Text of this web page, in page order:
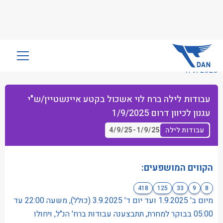
שִׂים
בְּאֲתָר
זֶה
מֻפְעֶלֶת
מַעֲרֶכֶת
נָגִישׁ
בִּקְלִיק
לִנְגִישׁוּת
הָאֲתָר.
1/9/2025
עבודות לילה ברח לוי אשכול בקטע איינשטיין/ש"י
עגנון לכיוון דרום 1/9/2025
עבודות לילה 1/9/25
-
4/9/25
הקווים המושפעים:
8
9
33
125
418
מיום ב' 1.9.2025 ועד יום ד' 3.9.2025 (כולל), משעה 22:00 עד
05:00 בבוקר למחרת, תתבצענה עבודות ברח' הנ"ל, ויחולו